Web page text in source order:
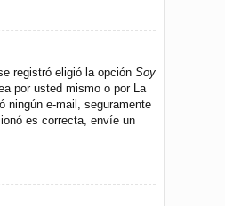
registró eligió la opción Soy
por usted mismo o por La
ningún e-mail, seguramente
es correcta, envíe un